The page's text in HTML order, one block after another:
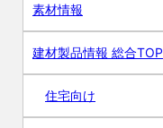
素材情報
建材製品情報 総合TOP
住宅向け